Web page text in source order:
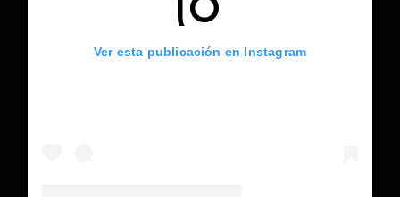
Ver esta publicación en Instagram